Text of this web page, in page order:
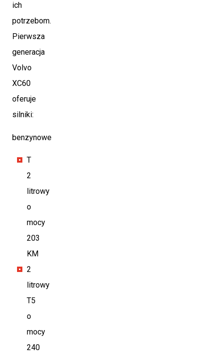
ich
potrzebom.
Pierwsza
generacja
Volvo
XC60
oferuje
silniki:
benzynowe
T
2
litrowy
o
mocy
203
KM
2
litrowy
T5
o
mocy
240